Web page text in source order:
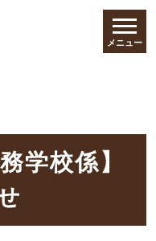
メニュー
学校係】